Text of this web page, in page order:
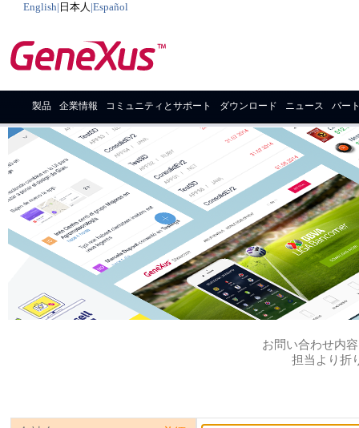
English| 日本人 |Español
製品 企業情報 コミュニティとサポート ダウンロード ニュース パー